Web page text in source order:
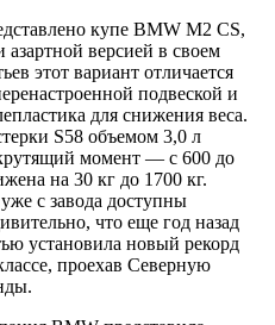
купе BMW M2 CS,
азартной версией в своем
этот вариант отличается
подвеской и
для снижения веса.
S58 объемом 3,0 л
момент — с 600 до
на 30 кг до 1700 кг.
с завода доступны
что еще год назад
установила новый рекорд
проехав Северную